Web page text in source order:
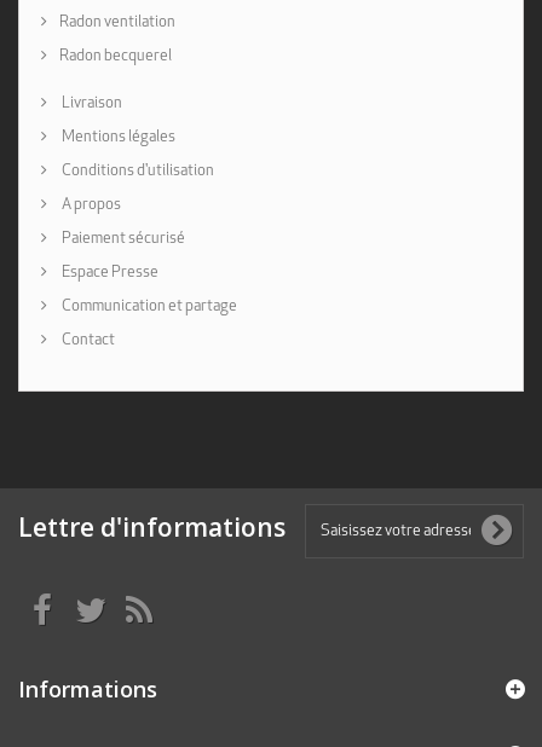
Radon ventilation
Radon becquerel
Livraison
Mentions légales
Conditions d'utilisation
A propos
Paiement sécurisé
Espace Presse
Communication et partage
Contact
Lettre d'informations
Informations